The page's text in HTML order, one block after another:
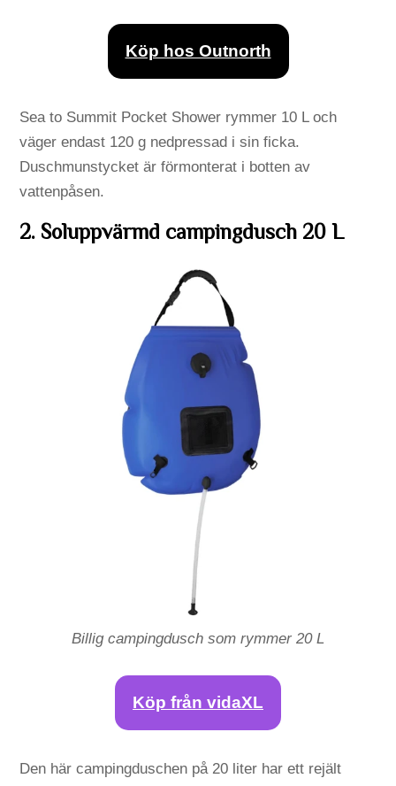
Köp hos Outnorth
Sea to Summit Pocket Shower rymmer 10 L och
väger endast 120 g nedpressad i sin ficka.
Duschmunstycket är förmonterat i botten av
vattenpåsen.
2. Soluppvärmd campingdusch 20 L
Billig campingdusch som rymmer 20 L
Köp från vidaXL
Den här campingduschen på 20 liter har ett rejält